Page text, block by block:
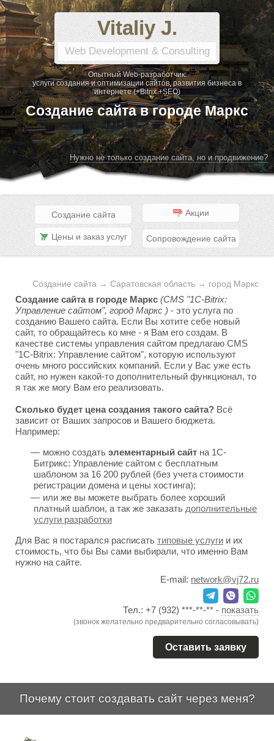
Vitaliy J.
Web Development & Consulting
Опытный Web-разработчик:
услуги создания и оптимизации сайтов, развития бизнеса в
интернете (+Bitrix +SEO)
Создание сайта в городе Маркс
Нужно не только создание сайта, но и продвижение?
Создание сайта Акции
Цены и заказ услуг Сопровождение сайта
Создание сайта → Саратовская область → город Маркс
Создание сайта в городе Маркс (CMS "1C-Bitrix:
Управление сайтом", город Маркс ) - это услуга по
созданию Вашего сайта. Если Вы хотите себе новый
сайт, то обращайтесь ко мне - я Вам его создам. В
качестве системы управления сайтом предлагаю CMS
"1C-Bitrix: Управление сайтом", которую используют
очень много российских компаний. Если у Вас уже есть
сайт, но нужен какой-то дополнительный функционал, то
я так же могу Вам его реализовать.
Сколько будет цена создания такого сайта? Всё
зависит от Ваших запросов и Вашего бюджета.
Например:
можно создать элементарный сайт на 1С-
Битрикс: Управление сайтом с бесплатным
шаблоном за 16 200 рублей (без учета стоимости
регистрации домена и цены хостинга);
или же вы можете выбрать более хороший
платный шаблон, а так же заказать дополнительные
услуги разработки
Для Вас я постарался расписать типовые услуги и их
стоимость, что бы Вы сами выбирали, что именно Вам
нужно на сайте.
E-mail: network@vj72.ru
Тел.: +7 (932) ***-**-** - показать
(звонок желательно предварительно согласовывать)
Оставить заявку
Почему стоит создавать сайт через меня?